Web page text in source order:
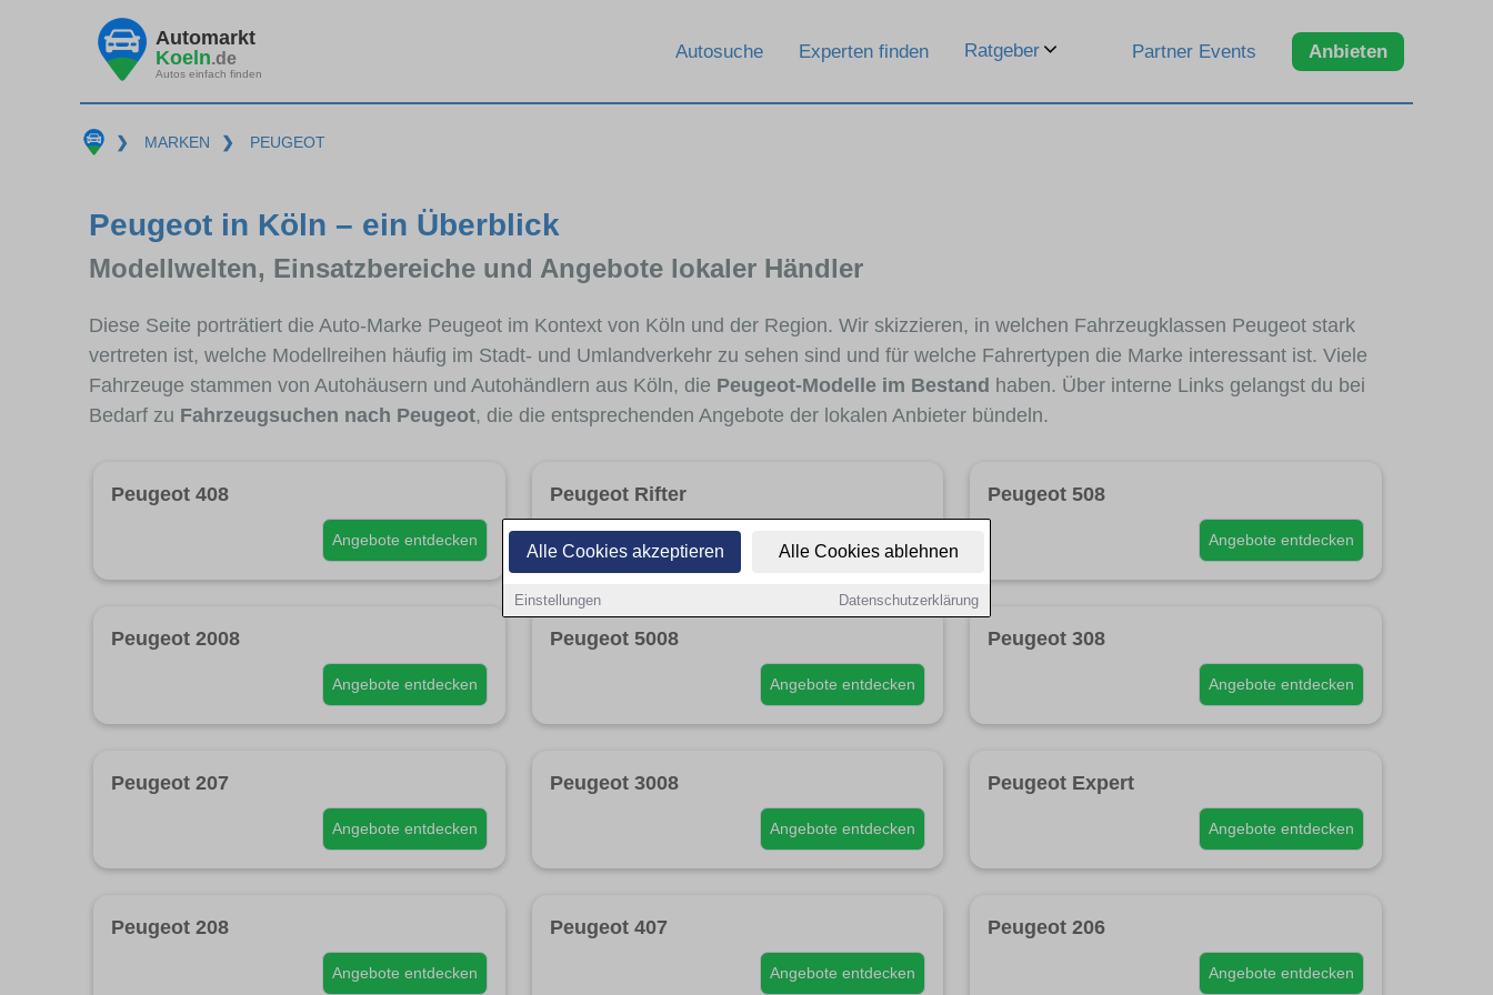
Alle Cookies akzeptieren Alle Cookies ablehnen
Einstellungen Datenschutzerklärung
Automarkt
Koeln.de
Autos einfach finden
Autosuche Experten finden Ratgeber Partner Events Anbieten
❯ MARKEN ❯ PEUGEOT
Peugeot in Köln – ein Überblick
Modellwelten, Einsatzbereiche und Angebote lokaler Händler
Diese Seite porträtiert die Auto-Marke Peugeot im Kontext von Köln und der Region. Wir skizzieren, in welchen Fahrzeugklassen Peugeot stark
vertreten ist, welche Modellreihen häufig im Stadt- und Umlandverkehr zu sehen sind und für welche Fahrertypen die Marke interessant ist. Viele
Fahrzeuge stammen von Autohäusern und Autohändlern aus Köln, die Peugeot-Modelle im Bestand haben. Über interne Links gelangst du bei
Bedarf zu Fahrzeugsuchen nach Peugeot, die die entsprechenden Angebote der lokalen Anbieter bündeln.
Peugeot 408
Angebote entdecken
Peugeot Rifter Peugeot 508
Angebote entdecken
Peugeot 2008
Angebote entdecken
Peugeot 5008
Angebote entdecken
Peugeot 308
Angebote entdecken
Peugeot 207
Angebote entdecken
Peugeot 3008
Angebote entdecken
Peugeot Expert
Angebote entdecken
Peugeot 208
Angebote entdecken
Peugeot 407
Angebote entdecken
Peugeot 206
Angebote entdecken